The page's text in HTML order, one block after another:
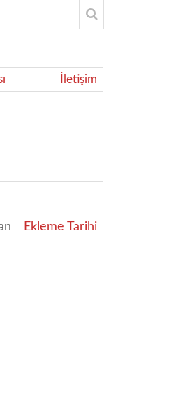
İletişim
Ekleme Tarihi